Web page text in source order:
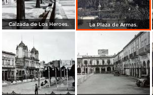
Calzada de Los Heroes. La Plaza de Armas.